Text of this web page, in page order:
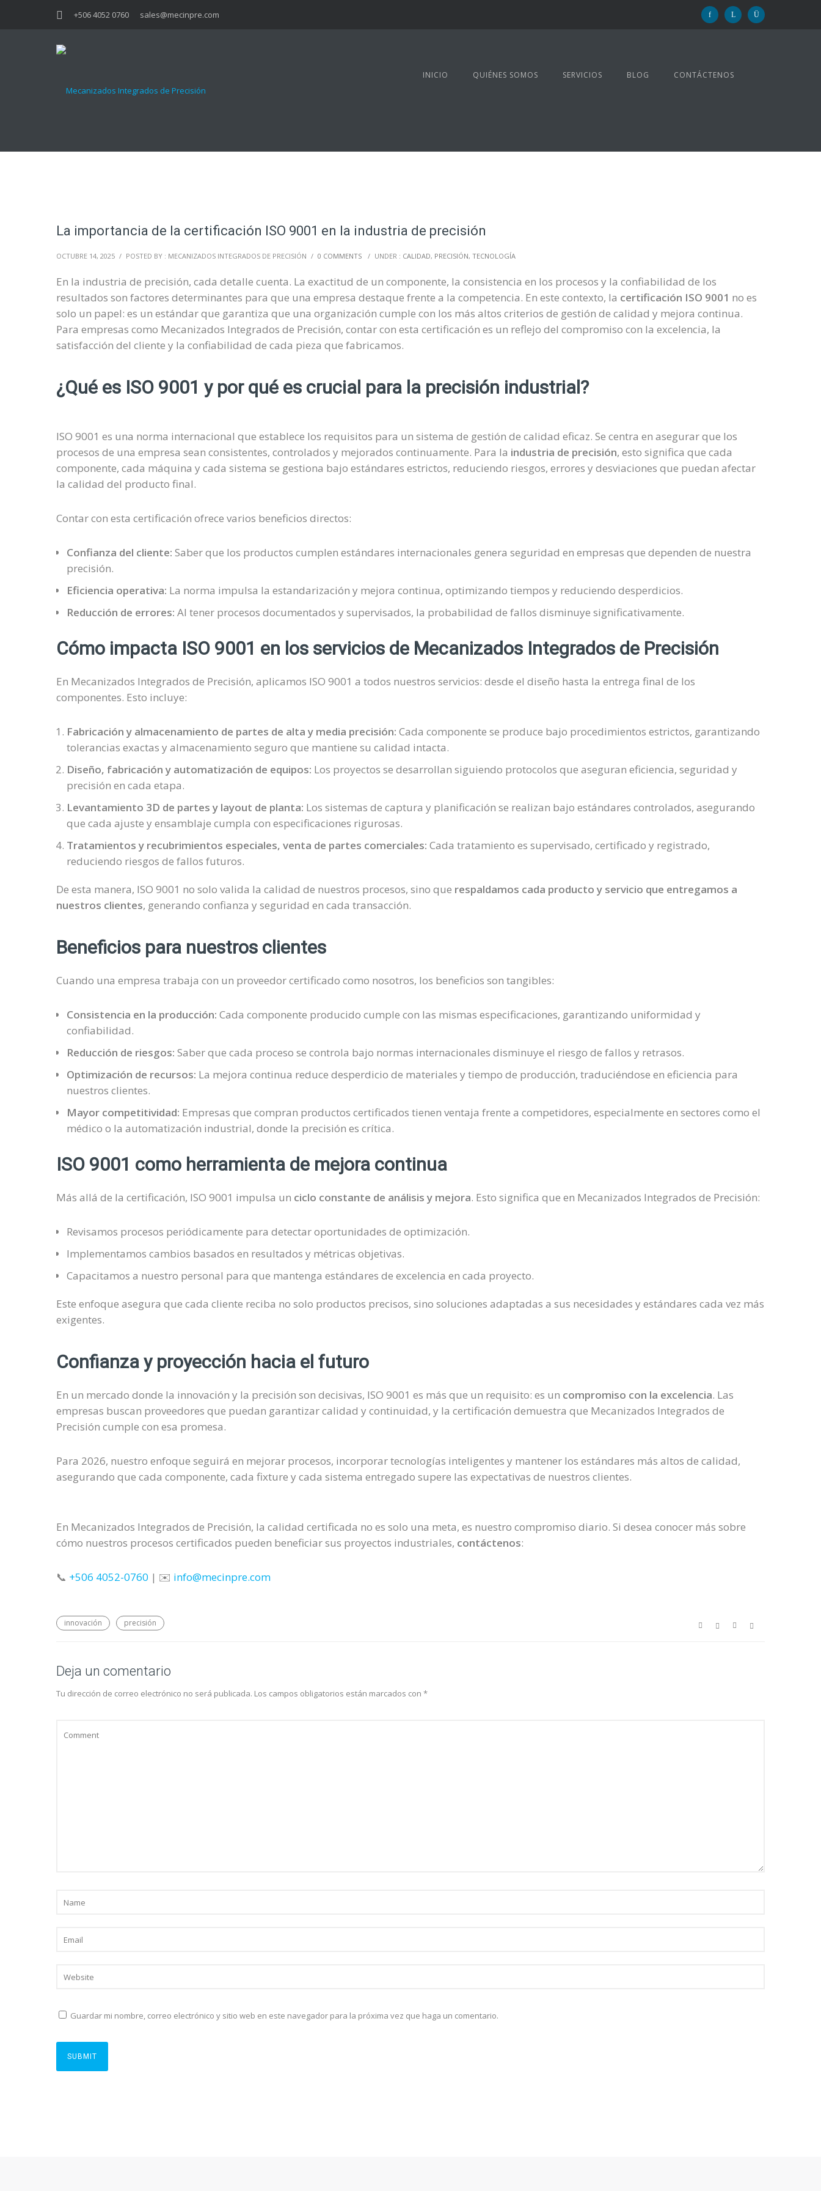
+506 4052 0760 sales@mecinpre.com
INICIO QUIÉNES SOMOS SERVICIOS BLOG CONTÁCTENOS
La importancia de la certificación ISO 9001 en la industria de precisión
OCTUBRE 14, 2025 / POSTED BY : MECANIZADOS INTEGRADOS DE PRECISIÓN / 0 COMMENTS / UNDER : CALIDAD, PRECISIÓN, TECNOLOGÍA
En la industria de precisión, cada detalle cuenta. La exactitud de un componente, la consistencia en los procesos y la confiabilidad de los
resultados son factores determinantes para que una empresa destaque frente a la competencia. En este contexto, la certificación ISO 9001 no es
solo un papel: es un estándar que garantiza que una organización cumple con los más altos criterios de gestión de calidad y mejora continua.
Para empresas como Mecanizados Integrados de Precisión, contar con esta certificación es un reflejo del compromiso con la excelencia, la
satisfacción del cliente y la confiabilidad de cada pieza que fabricamos.
¿Qué es ISO 9001 y por qué es crucial para la precisión industrial?
ISO 9001 es una norma internacional que establece los requisitos para un sistema de gestión de calidad eficaz. Se centra en asegurar que los
procesos de una empresa sean consistentes, controlados y mejorados continuamente. Para la industria de precisión, esto significa que cada
componente, cada máquina y cada sistema se gestiona bajo estándares estrictos, reduciendo riesgos, errores y desviaciones que puedan afectar
la calidad del producto final.
Contar con esta certificación ofrece varios beneficios directos:
Confianza del cliente: Saber que los productos cumplen estándares internacionales genera seguridad en empresas que dependen de nuestra
precisión.
Eficiencia operativa: La norma impulsa la estandarización y mejora continua, optimizando tiempos y reduciendo desperdicios.
Reducción de errores: Al tener procesos documentados y supervisados, la probabilidad de fallos disminuye significativamente.
Cómo impacta ISO 9001 en los servicios de Mecanizados Integrados de Precisión
En Mecanizados Integrados de Precisión, aplicamos ISO 9001 a todos nuestros servicios: desde el diseño hasta la entrega final de los
componentes. Esto incluye:
Fabricación y almacenamiento de partes de alta y media precisión: Cada componente se produce bajo procedimientos estrictos, garantizando
tolerancias exactas y almacenamiento seguro que mantiene su calidad intacta.
Diseño, fabricación y automatización de equipos: Los proyectos se desarrollan siguiendo protocolos que aseguran eficiencia, seguridad y
precisión en cada etapa.
Levantamiento 3D de partes y layout de planta: Los sistemas de captura y planificación se realizan bajo estándares controlados, asegurando
que cada ajuste y ensamblaje cumpla con especificaciones rigurosas.
Tratamientos y recubrimientos especiales, venta de partes comerciales: Cada tratamiento es supervisado, certificado y registrado,
reduciendo riesgos de fallos futuros.
De esta manera, ISO 9001 no solo valida la calidad de nuestros procesos, sino que respaldamos cada producto y servicio que entregamos a
nuestros clientes, generando confianza y seguridad en cada transacción.
Beneficios para nuestros clientes
Cuando una empresa trabaja con un proveedor certificado como nosotros, los beneficios son tangibles:
Consistencia en la producción: Cada componente producido cumple con las mismas especificaciones, garantizando uniformidad y
confiabilidad.
Reducción de riesgos: Saber que cada proceso se controla bajo normas internacionales disminuye el riesgo de fallos y retrasos.
Optimización de recursos: La mejora continua reduce desperdicio de materiales y tiempo de producción, traduciéndose en eficiencia para
nuestros clientes.
Mayor competitividad: Empresas que compran productos certificados tienen ventaja frente a competidores, especialmente en sectores como el
médico o la automatización industrial, donde la precisión es crítica.
ISO 9001 como herramienta de mejora continua
Más allá de la certificación, ISO 9001 impulsa un ciclo constante de análisis y mejora. Esto significa que en Mecanizados Integrados de Precisión:
Revisamos procesos periódicamente para detectar oportunidades de optimización.
Implementamos cambios basados en resultados y métricas objetivas.
Capacitamos a nuestro personal para que mantenga estándares de excelencia en cada proyecto.
Este enfoque asegura que cada cliente reciba no solo productos precisos, sino soluciones adaptadas a sus necesidades y estándares cada vez más
exigentes.
Confianza y proyección hacia el futuro
En un mercado donde la innovación y la precisión son decisivas, ISO 9001 es más que un requisito: es un compromiso con la excelencia. Las
empresas buscan proveedores que puedan garantizar calidad y continuidad, y la certificación demuestra que Mecanizados Integrados de
Precisión cumple con esa promesa.
Para 2026, nuestro enfoque seguirá en mejorar procesos, incorporar tecnologías inteligentes y mantener los estándares más altos de calidad,
asegurando que cada componente, cada fixture y cada sistema entregado supere las expectativas de nuestros clientes.
En Mecanizados Integrados de Precisión, la calidad certificada no es solo una meta, es nuestro compromiso diario. Si desea conocer más sobre
cómo nuestros procesos certificados pueden beneficiar sus proyectos industriales, contáctenos:
📞 +506 4052-0760 | ✉️ info@mecinpre.com
innovación precisión
Deja un comentario
Tu dirección de correo electrónico no será publicada. Los campos obligatorios están marcados con *
Guardar mi nombre, correo electrónico y sitio web en este navegador para la próxima vez que haga un comentario.